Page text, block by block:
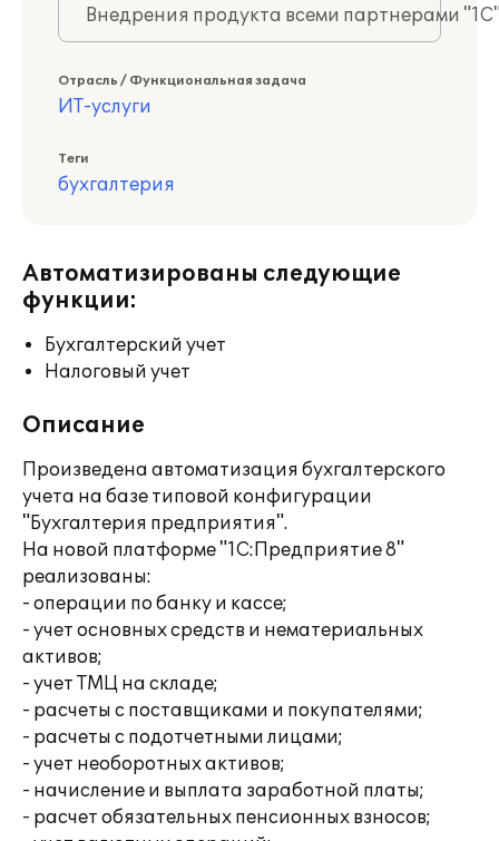
Внедрения продукта всеми партнерами
Отрасль / Функциональная задача
ИТ-услуги
Теги
бухгалтерия
Автоматизированы следующие
функции:
Бухгалтерский учет
Налоговый учет
Описание
Произведена автоматизация бухгалтерского
учета на базе типовой конфигурации
"Бухгалтерия предприятия".
На новой платформе "1С:Предприятие 8"
реализованы:
- операции по банку и кассе;
- учет основных средств и нематериальных
активов;
- учет ТМЦ на складе;
- расчеты с поставщиками и покупателями;
- расчеты с подотчетными лицами;
- учет необоротных активов;
- начисление и выплата заработной платы;
- расчет обязательных пенсионных взносов;